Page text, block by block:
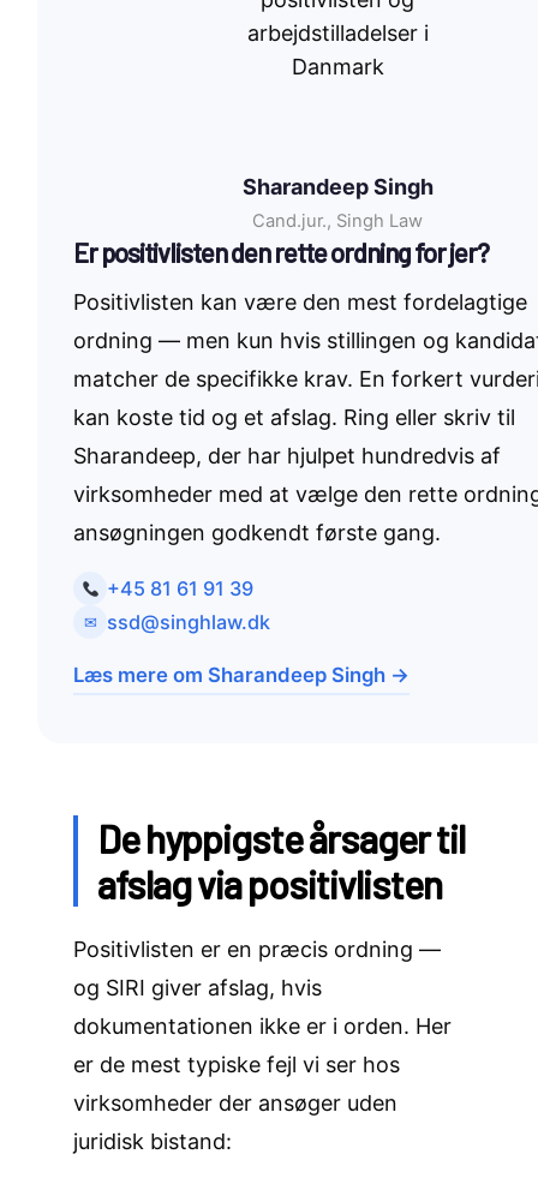
Sharandeep Singh
Cand.jur., Singh Law
Er positivlisten den rette ordning for jer?
Positivlisten kan være den mest fordelagtige
ordning — men kun hvis stillingen og
matcher de specifikke krav. En forkert
kan koste tid og et afslag. Ring eller skriv til
Sharandeep, der har hjulpet hundredvis af
virksomheder med at vælge den rette
ansøgningen godkendt første gang.
+45 81 61 91 39
✉ ssd@singhlaw.dk
Læs mere om Sharandeep Singh →
De hyppigste årsager til
afslag via positivlisten
Positivlisten er en præcis ordning —
og SIRI giver afslag, hvis
dokumentationen ikke er i orden. Her
er de mest typiske fejl vi ser hos
virksomheder der ansøger uden
juridisk bistand: